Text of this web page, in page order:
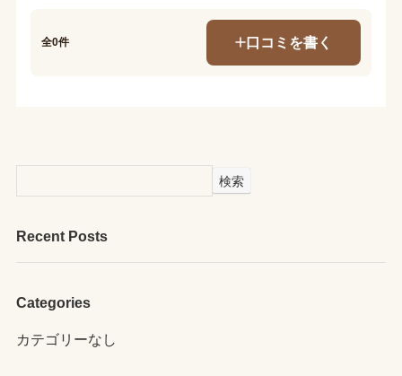
全0件 口コミを書く
検索
Recent Posts
Categories
カテゴリーなし